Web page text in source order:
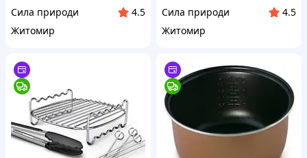
Сила природи
4.5
Житомир
Сила природи
4.5
Житомир